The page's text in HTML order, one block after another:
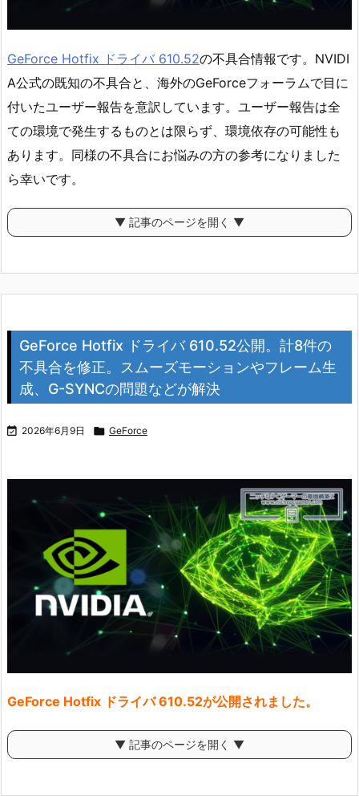
GeForce Hotfix ドライバ 610.52の不具合情報です。NVIDI
A公式の既知の不具合と、海外のGeForceフォーラムで目に
付いたユーザー報告を意訳しています。ユーザー報告は全
ての環境で発生するものとは限らず、環境依存の可能性も
あります。同様の不具合にお悩みの方の参考になりました
ら幸いです。
▼ 記事のページを開く ▼
GeForce Hotfix ドライバ 610.52公開。計8件の
不具合を修正。スムーズモーションやフレーム生
成、G-SYNCの問題などが解決
 2026年6月9日  GeForce
GeForce Hotfix ドライバ 610.52が公開されました。
▼ 記事のページを開く ▼